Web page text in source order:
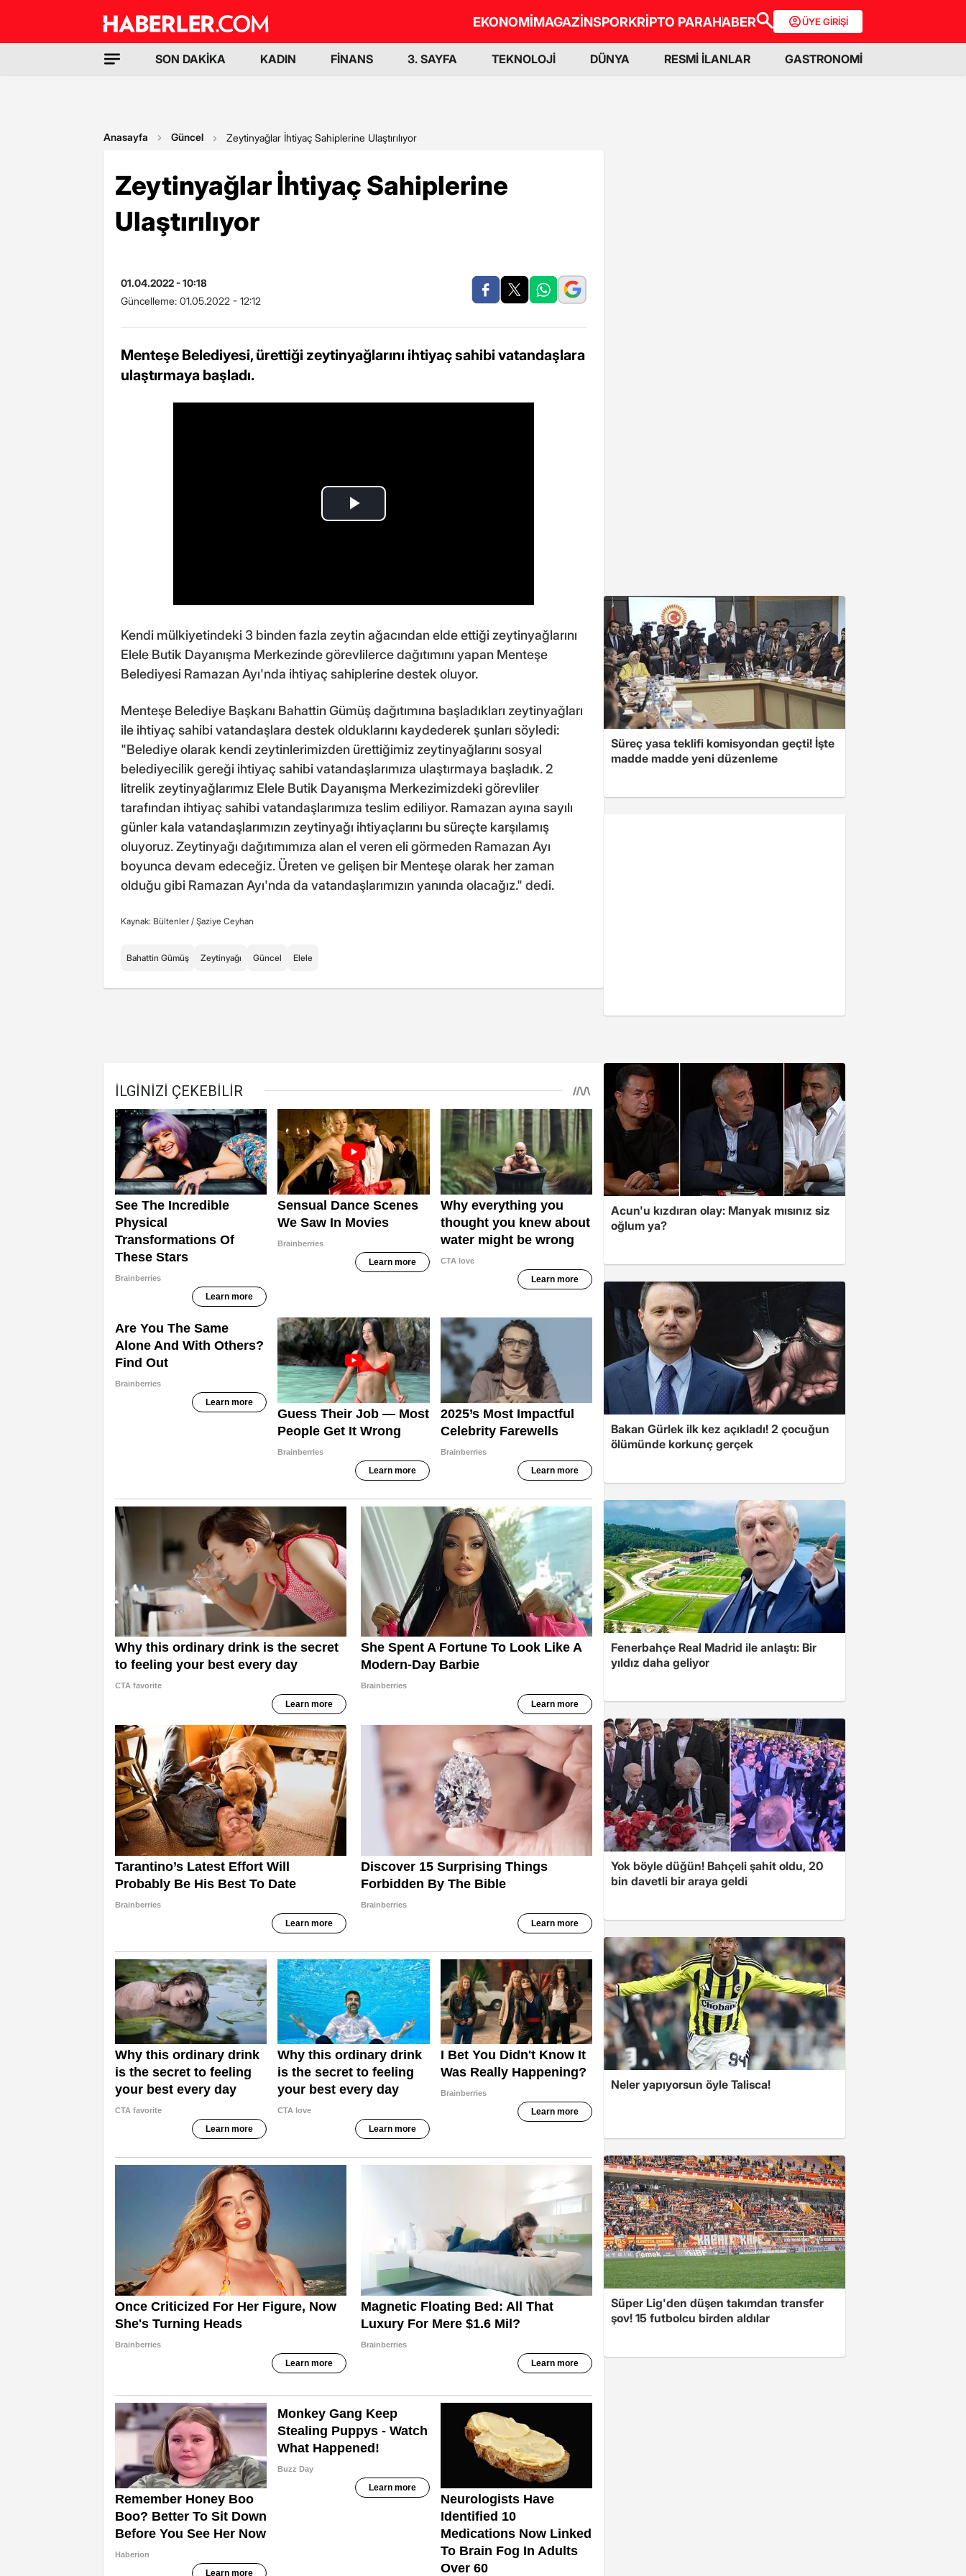
EKONOMİMAGAZİNSPORKRİPTO PARAHABER ÜYE GİRİŞİ
SON DAKİKA KADIN FİNANS 3. SAYFA TEKNOLOJİ DÜNYA RESMİ İLANLAR GASTRONOMİ
Anasayfa Güncel Zeytinyağlar İhtiyaç Sahiplerine Ulaştırılıyor
Zeytinyağlar İhtiyaç Sahiplerine
Ulaştırılıyor
01.04.2022 - 10:18
Güncelleme: 01.05.2022 - 12:12
Menteşe Belediyesi, ürettiği zeytinyağlarını ihtiyaç sahibi vatandaşlara
ulaştırmaya başladı.
Kendi mülkiyetindeki 3 binden fazla zeytin ağacından elde ettiği zeytinyağlarını
Elele Butik Dayanışma Merkezinde görevlilerce dağıtımını yapan Menteşe
Belediyesi Ramazan Ayı'nda ihtiyaç sahiplerine destek oluyor.
Menteşe Belediye Başkanı Bahattin Gümüş dağıtımına başladıkları zeytinyağları
ile ihtiyaç sahibi vatandaşlara destek olduklarını kaydederek şunları söyledi:
"Belediye olarak kendi zeytinlerimizden ürettiğimiz zeytinyağlarını sosyal
belediyecilik gereği ihtiyaç sahibi vatandaşlarımıza ulaştırmaya başladık. 2
litrelik zeytinyağlarımız Elele Butik Dayanışma Merkezimizdeki görevliler
tarafından ihtiyaç sahibi vatandaşlarımıza teslim ediliyor. Ramazan ayına sayılı
günler kala vatandaşlarımızın zeytinyağı ihtiyaçlarını bu süreçte karşılamış
oluyoruz. Zeytinyağı dağıtımımıza alan el veren eli görmeden Ramazan Ayı
boyunca devam edeceğiz. Üreten ve gelişen bir Menteşe olarak her zaman
olduğu gibi Ramazan Ayı'nda da vatandaşlarımızın yanında olacağız." dedi.
Kaynak: Bültenler / Şaziye Ceyhan
Bahattin Gümüş Zeytinyağı Güncel Elele
Süreç yasa teklifi komisyondan geçti! İşte
madde madde yeni düzenleme
Acun'u kızdıran olay: Manyak mısınız siz
oğlum ya?
Bakan Gürlek ilk kez açıkladı! 2 çocuğun
ölümünde korkunç gerçek
Fenerbahçe Real Madrid ile anlaştı: Bir
yıldız daha geliyor
Yok böyle düğün! Bahçeli şahit oldu, 20
bin davetli bir araya geldi
Neler yapıyorsun öyle Talisca!
Süper Lig'den düşen takımdan transfer
şov! 15 futbolcu birden aldılar